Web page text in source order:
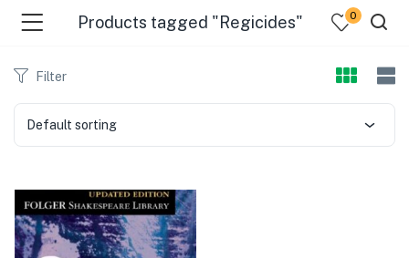
Products tagged "Regicides" 0
Filter
Default sorting